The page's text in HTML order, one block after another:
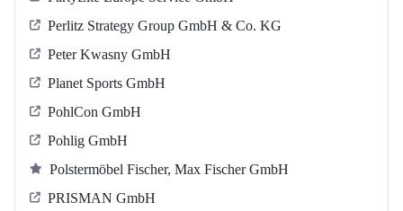
Perlitz Strategy Group GmbH & Co. KG
Peter Kwasny GmbH
Planet Sports GmbH
PohlCon GmbH
Pohlig GmbH
Polstermöbel Fischer, Max Fischer GmbH
PRISMAN GmbH